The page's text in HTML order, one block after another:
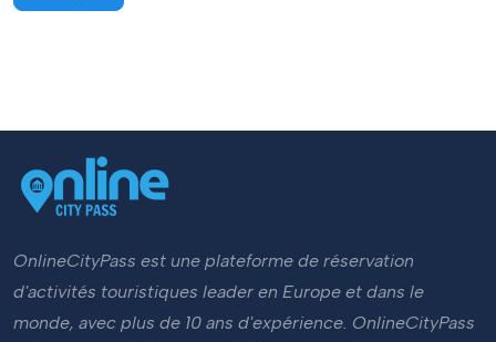
OnlineCityPass est une plateforme de réservation
d'activités touristiques leader en Europe et dans le
monde, avec plus de 10 ans d'expérience. OnlineCityPass